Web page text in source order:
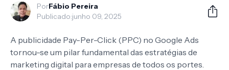
PorFábio Pereira
Publicado:junho 09, 2025
A publicidade Pay-Per-Click (PPC) no Google Ads
tornou-se um pilar fundamental das estratégias de
marketing digital para empresas de todos os portes.